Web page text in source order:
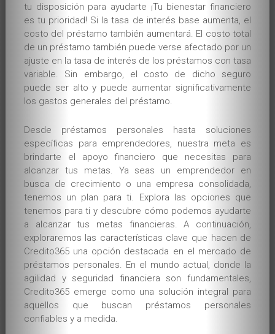
tu disposición para ayudarte ¡Tu bienestar financiero
es tu prioridad! Si la tasa de interés base aumenta, el
costo del préstamo también aumentará. El costo total
de un préstamo también puede verse afectado por un
ajuste en la tasa de interés de los préstamos con tasa
variable. Sin embargo, el costo de dicho seguro
puede ser alto y puede aumentar significativamente
los gastos generales del préstamo.
Desde préstamos personales hasta soluciones
específicas para emprendedores, nuestra meta es
brindarte el apoyo financiero que necesitas para
alcanzar tus metas. Ya seas un emprendedor en
busca de crecimiento o una empresa consolidada,
tenemos un plan para ti. Explora las opciones que
tenemos para ti y descubre cómo podemos ayudarte
a alcanzar tus metas financieras. A continuación,
exploraremos las características clave que hacen de
Credito365 una opción destacada en el mercado de
préstamos personales. En el mundo actual, donde la
agilidad y seguridad financiera son fundamentales,
Credito365 emerge como una solución integral para
aquellos que buscan préstamos personales
confiables y a medida.